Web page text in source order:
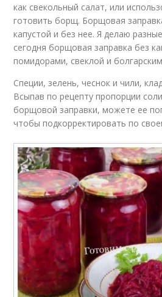
как свекольный салат, или
готовить борщ. Борщовая
капустой и без нее. Я делаю
сегодня борщовая заправка без
помидорами, свеклой и
Специи, зелень, чеснок и чили,
Всыпав по рецепту пропорции
борщовой заправки, можете ее
чтобы подкорректировать по